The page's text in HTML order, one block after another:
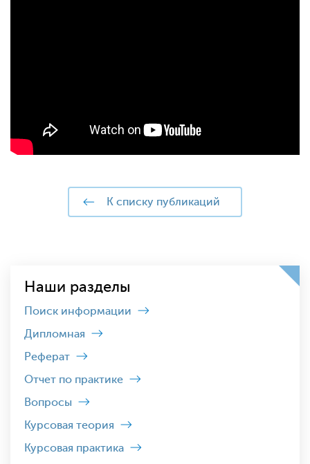
к списку публикаций
Наши разделы
Поиск информации
Дипломная
Реферат
Отчет по практике
Вопросы
Курсовая теория
Курсовая практика